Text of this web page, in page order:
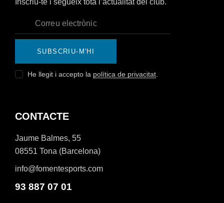
Inscriu-te i segueix tota l’actualitat del club.
SUBSCRIU-M'HI
He llegit i accepto la política de privacitat
CONTACTE
Jaume Balmes, 55
08551 Tona (Barcelona)
info@fomentesports.com
93 887 07 01